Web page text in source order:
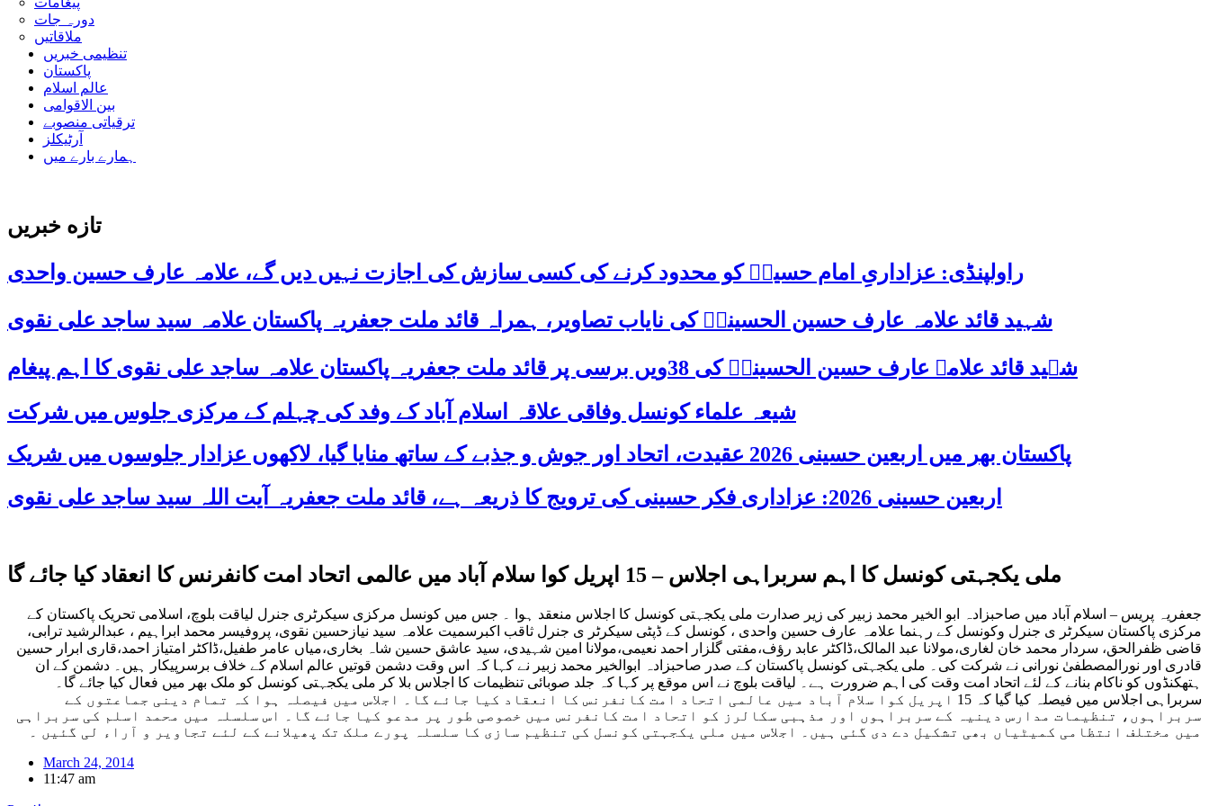
دورہ جات
ملاقاتیں
تنظیمی خبریں
پاکستان
عالم اسلام
بین الاقوامی
ترقیاتی منصوبے
آرٹیکلز
ہمارے بارے میں
تازه خبریں
راولپنڈی: عزاداریِ امام حسینؑ کو محدود کرنے کی کسی سازش کی اجازت نہیں دیں گے، علامہ عارف حسین واحدی
شہید قائد علامہ عارف حسین الحسینیؒ کی نایاب تصاویر، ہمراہ قائد ملت جعفریہ پاکستان علامہ سید ساجد علی نقوی
شہید قائد علامہ عارف حسین الحسینیؒ کی 38ویں برسی پر قائد ملت جعفریہ پاکستان علامہ ساجد علی نقوی کا اہم پیغام
شیعہ علماء کونسل وفاقی علاقہ اسلام آباد کے وفد کی چہلم کے مرکزی جلوس میں شرکت
پاکستان بھر میں اربعین حسینی 2026 عقیدت، اتحاد اور جوش و جذبے کے ساتھ منایا گیا، لاکھوں عزادار جلوسوں میں شریک
اربعین حسینی 2026: عزاداری فکر حسینی کی ترویج کا ذریعہ ہے، قائد ملت جعفریہ آیت اللہ سید ساجد علی نقوی
ملی یکجہتی کونسل کا اہم سربراہی اجلاس – 15 اپریل کوا سلام آباد میں عالمی اتحاد امت کانفرنس کا انعقاد کیا جائے گا
جعفریہ پریس – اسلام آباد میں صاحبزادہ ابو الخیر محمد زبیر کی زیر صدارت ملی یکجہتی کونسل کا اجلاس منعقد ہوا ۔ جس میں کونسل مرکزی سیکرٹری جنرل لیاقت بلوچ، اسلامی تحریک پاکستان کے
مرکزی پاکستان سیکرٹر ی جنرل وکونسل کے رہنما علامہ عارف حسین واحدی ، کونسل کے ڈپٹی سیکرٹر ی جنرل ثاقب اکبرسمیت علامہ سید نیازحسین نقوی، پروفیسر محمد ابراہیم ، عبدالرشید ترابی،
قاضی ظفرالحق، سردار محمد خان لغاری،مولانا عبد المالک،ڈاکٹر عابد رؤف،مفتی گلزار احمد نعیمی،مولانا امین شہیدی، سید عاشق حسین شاہ بخاری،میاں عامر طفیل،ڈاکٹر امتیاز احمد،قاری ابرار حسین
قادری اور نورالمصطفیٰ نورانی نے شرکت کی۔ ملی یکجہتی کونسل پاکستان کے صدر صاحبزادہ ابوالخیر محمد زبیر نے کہا کہ اس وقت دشمن قوتیں عالم اسلام کے خلاف برسرپیکار ہیں۔ دشمن کے ان
ہتھکنڈوں کو ناکام بنانے کے لئے اتحاد امت وقت کی اہم ضرورت ہے۔ لیاقت بلوچ نے اس موقع پر کہا کہ جلد صوبائی تنظیمات کا اجلاس بلا کر ملی یکجہتی کونسل کو ملک بھر میں فعال کیا جائے گا۔
سربراہی اجلاس میں فیصلہ کیا گیا کہ 15 اپریل کوا سلام آباد میں عالمی اتحاد امت کانفرنس کا انعقاد کیا جائے گا۔ اجلاس میں فیصلہ ہوا کہ تمام دینی جماعتوں کے
سربراہوں، تنظیمات مدارس دینیہ کے سربراہوں اور مذہبی سکالرز کو اتحاد امت کانفرنس میں خصوصی طور پر مدعو کیا جائے گا۔ اس سلسلہ میں محمد اسلم کی سربراہی
میں مختلف انتظامی کمیٹیاں بھی تشکیل دے دی گئی ہیں۔ اجلاس میں ملی یکجہتی کونسل کی تنظیم سازی کا سلسلہ پورے ملک تک پھیلانے کے لئے تجاویر و آراء لی گئیں ۔
March 24, 2014
11:47 am